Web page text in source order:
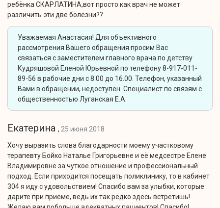
ребёнка СКАРЛАТИНА,вот просто как врач не может
различить эти две болезни??
Уважаемая Анастасия! Для объективного
рассмотрения Вашего обращения просим Вас
связаться с заместителем главного врача по детству
Кудряшовой Еленой Юрьевной по телефону 8-917-011-
89-56 в рабочие дни с 8.00 до 16.00. Телефон, указанный
Вами в обращении, недоступен. Специалист по связям с
общественностью Луганская Е.А.
Екатерина , 25 июня 2018
Хочу выразить слова благодарности моему участковому
терапевту Бойко Наталье Григорьевне и её медсестре Елене
Владимировне за чуткое отношение и профессиональный
подход. Если приходится посещать поликлинику, то в кабинет
304 я иду с удовольствием! Спасибо вам за улыбки, которые
дарите при приёме, ведь их так редко здесь встретишь!